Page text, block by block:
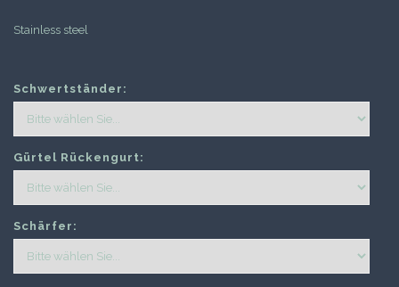
Stainless steel
Schwertständer:
Gürtel Rückengurt:
Schärfer: